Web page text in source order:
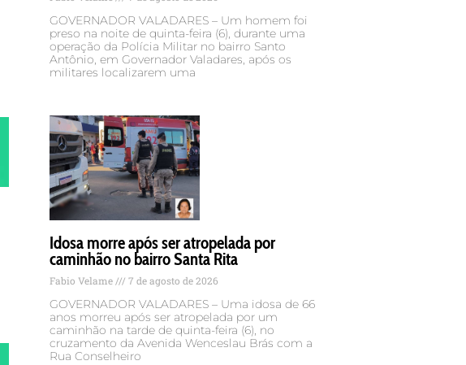
GOVERNADOR VALADARES – Um homem foi
preso na noite de quinta-feira (6), durante uma
operação da Polícia Militar no bairro Santo
Antônio, em Governador Valadares, após os
militares localizarem uma
Idosa morre após ser atropelada por
caminhão no bairro Santa Rita
Fabio Velame 7 de agosto de 2026
GOVERNADOR VALADARES – Uma idosa de 66
anos morreu após ser atropelada por um
caminhão na tarde de quinta-feira (6), no
cruzamento da Avenida Wenceslau Brás com a
Rua Conselheiro